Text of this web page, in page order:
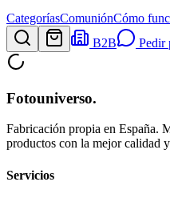
CategoríasComuniónCómo
B2B
Pedir
Fotouniverso.
Fabricación propia en España.
productos con la mejor calidad
Servicios